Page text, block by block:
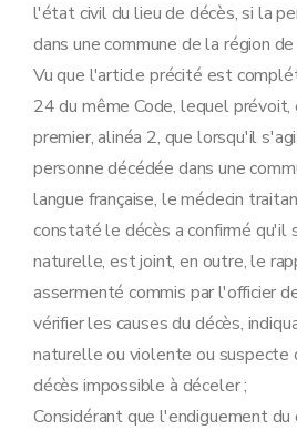
l'état civil du lieu de décès, si la
dans une commune de la région
Vu que l'article précité est
24 du même Code, lequel prévoit,
premier, alinéa 2, que lorsqu'il
personne décédée dans une
langue française, le médecin
constaté le décès a confirmé qu'il
naturelle, est joint, en outre, le
assermenté commis par l'officier
vérifier les causes du décès,
naturelle ou violente ou suspecte
décès impossible à déceler ;
Considérant que l'endiguement du